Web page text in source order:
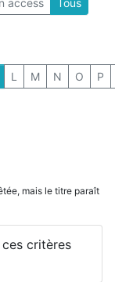
access Tous
L M N O P
mais le titre paraît
critères